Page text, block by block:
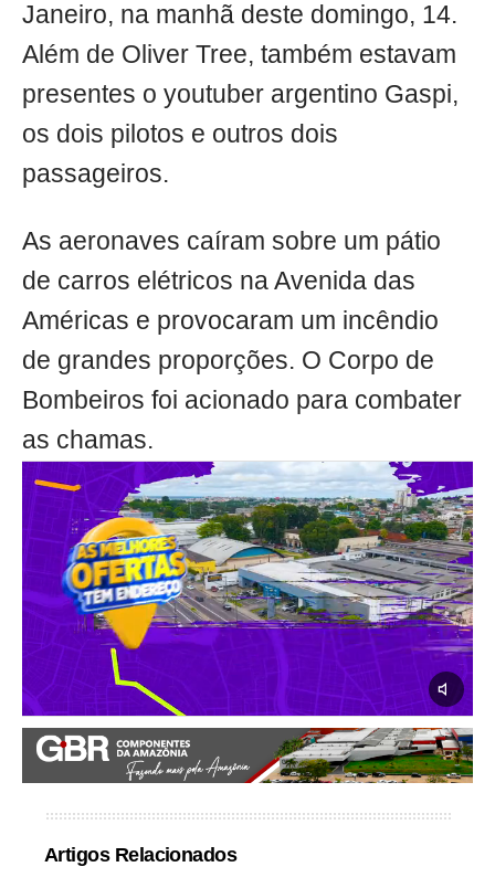
Janeiro, na manhã deste domingo, 14.
Além de Oliver Tree, também estavam
presentes o youtuber argentino Gaspi,
os dois pilotos e outros dois
passageiros.
As aeronaves caíram sobre um pátio
de carros elétricos na Avenida das
Américas e provocaram um incêndio
de grandes proporções. O Corpo de
Bombeiros foi acionado para combater
as chamas.
Artigos Relacionados